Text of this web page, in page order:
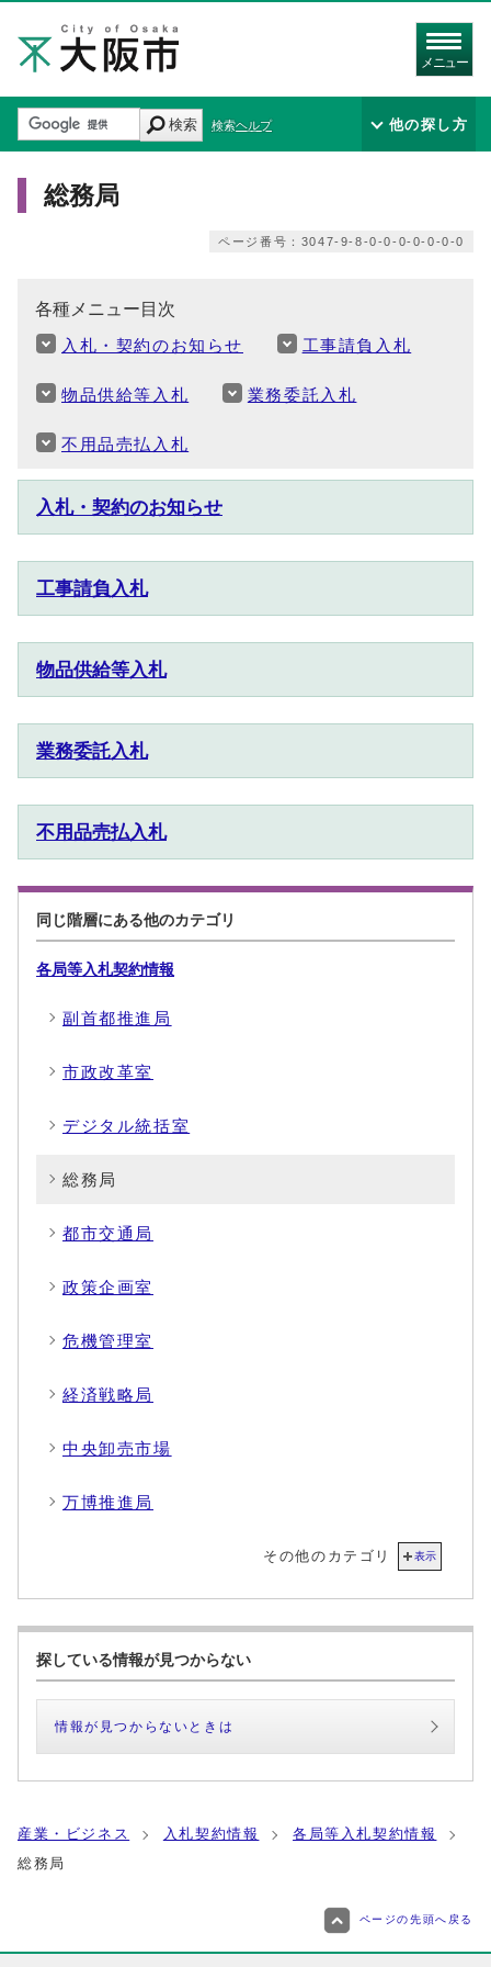
メニュー
検索 検索ヘルプ 他の探し方
総務局
ページ番号：3047-9-8-0-0-0-0-0-0-0
各種メニュー目次
入札・契約のお知らせ 工事請負入札
物品供給等入札 業務委託入札
不用品売払入札
入札・契約のお知らせ
工事請負入札
物品供給等入札
業務委託入札
不用品売払入札
同じ階層にある他のカテゴリ
各局等入札契約情報
副首都推進局
市政改革室
デジタル統括室
総務局
都市交通局
政策企画室
危機管理室
経済戦略局
中央卸売市場
万博推進局
その他のカテゴリ 表示
探している情報が見つからない
情報が見つからないときは
産業・ビジネス 入札契約情報
各局等入札契約情報
総務局
ページの先頭へ戻る